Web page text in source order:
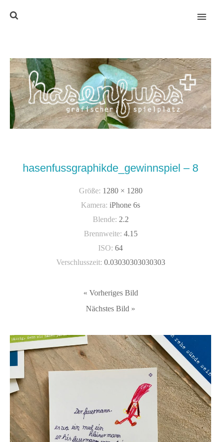
MENU
hasenfussgraphikde_gewinnspiel – 8
Größe: 1280 × 1280
Kamera: iPhone 6s
Blende: 2.2
Brennweite: 4.15
ISO: 64
Verschlusszeit: 0.03030303030303
« Vorheriges Bild
Nächstes Bild »